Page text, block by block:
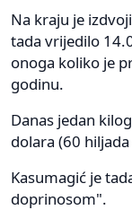
Na kraju je
tada vrijedilo
onoga koliko je
godinu.
Danas jedan
dolara (60
Kasumagić je
doprinosom".